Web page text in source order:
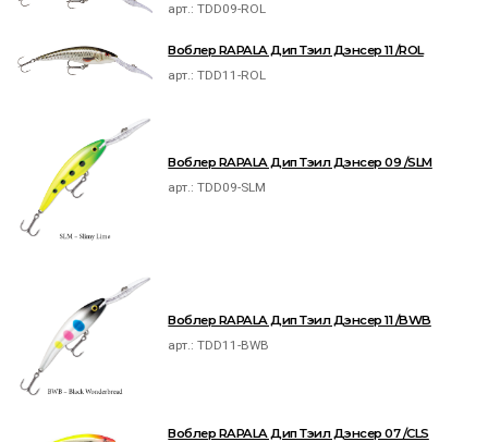
арт.:TDD09-ROL
Воблер RAPALA Дип Тэил Дэнсер 11 /ROL
арт.:TDD11-ROL
Воблер RAPALA Дип Тэил Дэнсер 09 /SLM
арт.:TDD09-SLM
Воблер RAPALA Дип Тэил Дэнсер 11 /BWB
арт.:TDD11-BWB
Воблер RAPALA Дип Тэил Дэнсер 07 /CLS